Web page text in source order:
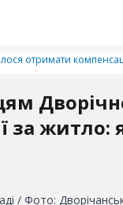
отримати
за житло:
/ Фото: